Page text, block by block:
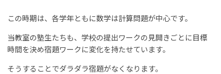
この時期は、各学年ともに数学は計算問題が中心です。
当教室の塾生たちも、学校の提出ワークの見開きごとに目標
時間を決め宿題ワークに変化を持たせています。
そうすることでダラダラ宿題がなくなります。